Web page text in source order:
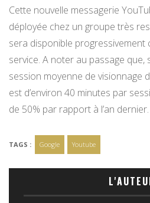
Cette nouvelle messagerie
déployée chez un groupe très
sera disponible
service. A noter au passage que,
session moyenne de visionnage
est d’environ 40 minutes par
de 50% par rapport à l’an dernier.
TAGS : Google Youtube